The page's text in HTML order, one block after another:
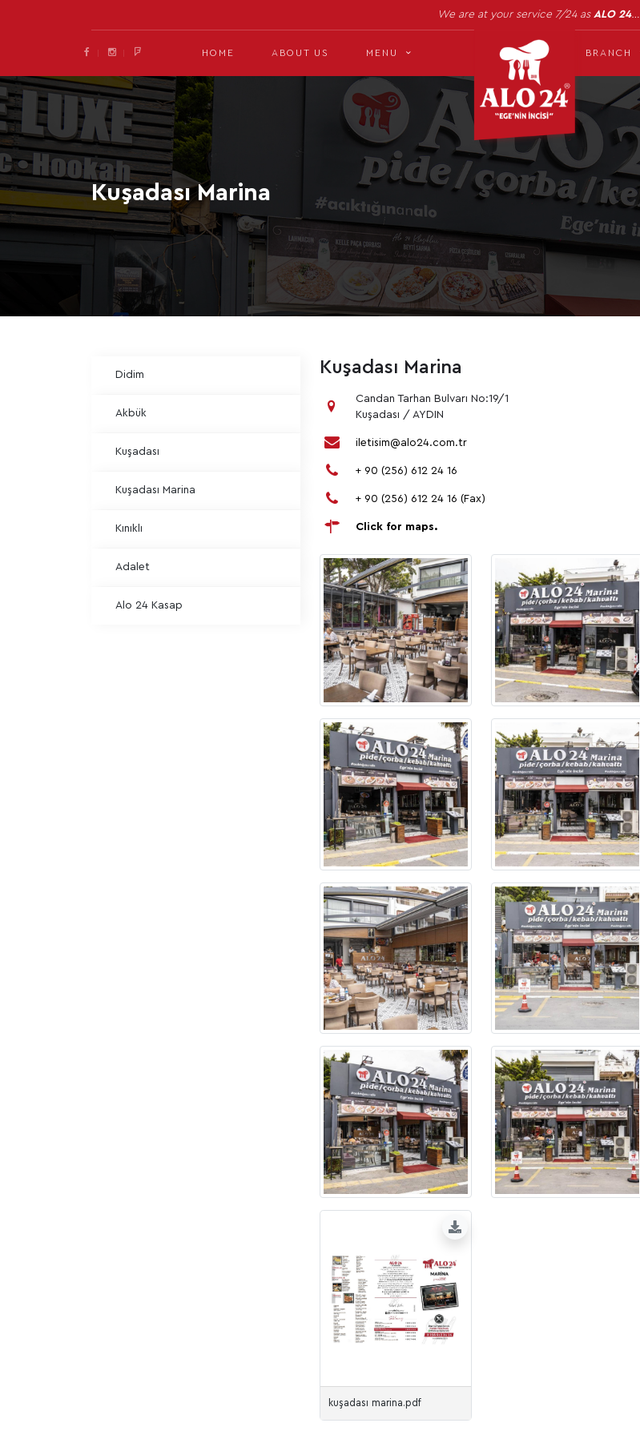
We are at your service 7/24 as ALO 24…
HOME ABOUT US MENU BRANCH
Kuşadası Marina
Didim
Akbük
Kuşadası
Kuşadası Marina
Kınıklı
Adalet
Alo 24 Kasap
Kuşadası Marina
Candan Tarhan Bulvarı No:19/1
Kuşadası / AYDIN
iletisim@alo24.com.tr
+ 90 (256) 612 24 16
+ 90 (256) 612 24 16 (Fax)
Click for maps.
kuşadası marina.pdf